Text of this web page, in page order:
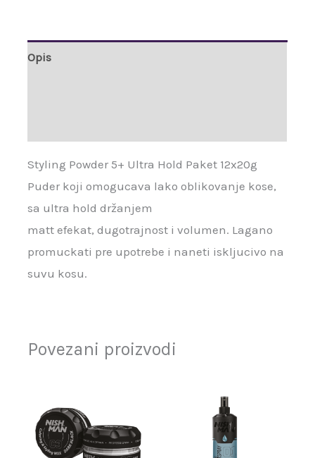
Opis
Styling Powder 5+ Ultra Hold Paket 12x20g
Puder koji omogucava lako oblikovanje kose,
sa ultra hold držanjem
matt efekat, dugotrajnost i volumen. Lagano
promuckati pre upotrebe i naneti iskljucivo na
suvu kosu.
Povezani proizvodi